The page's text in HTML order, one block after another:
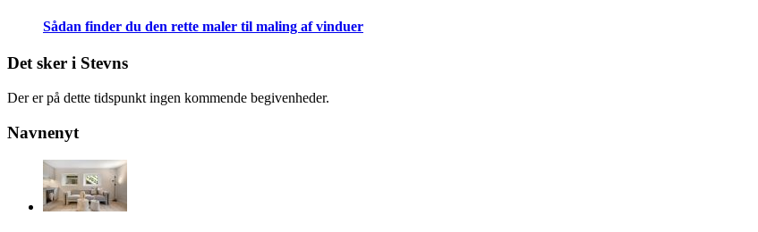
Sådan finder du den rette maler til maling af vinduer
Det sker i Stevns
Der er på dette tidspunkt ingen kommende begivenheder.
Navnenyt